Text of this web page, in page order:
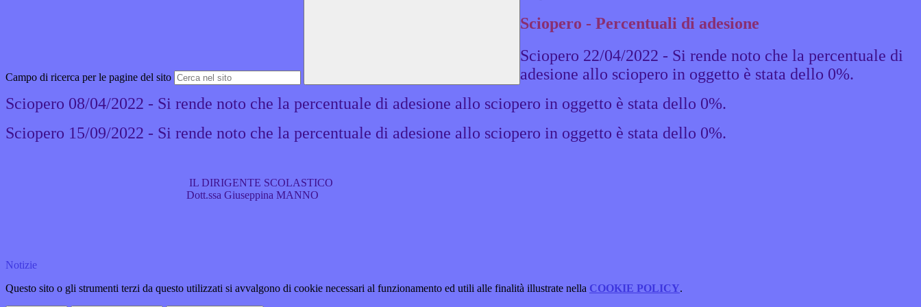
Campo di ricerca per le pagine del sito
Sciopero - Percentuali di adesione
Sciopero 22/04/2022 - Si rende noto che la percentuale di
adesione allo sciopero in oggetto è stata dello 0%.
Sciopero 08/04/2022 - Si rende noto che la percentuale di adesione allo sciopero in oggetto è stata dello 0%.
Sciopero 15/09/2022 - Si rende noto che la percentuale di adesione allo sciopero in oggetto è stata dello 0%.
IL DIRIGENTE SCOLASTICO
Dott.ssa Giuseppina MANNO
Notizie
Questo sito o gli strumenti terzi da questo utilizzati si avvalgono di cookie necessari al funzionamento ed utili alle finalità illustrate nella COOKIE POLICY.